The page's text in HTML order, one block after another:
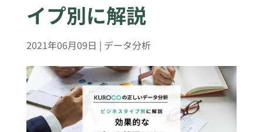
イプ別に解説
2021年06月09日 | データ分析